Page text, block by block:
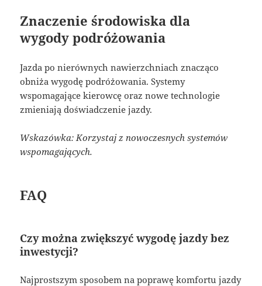
Znaczenie środowiska dla
wygody podróżowania
Jazda po nierównych nawierzchniach znacząco
obniża wygodę podróżowania. Systemy
wspomagające kierowcę oraz nowe technologie
zmieniają doświadczenie jazdy.
Wskazówka: Korzystaj z nowoczesnych systemów
wspomagających.
FAQ
Czy można zwiększyć wygodę jazdy bez
inwestycji?
Najprostszym sposobem na poprawę komfortu jazdy